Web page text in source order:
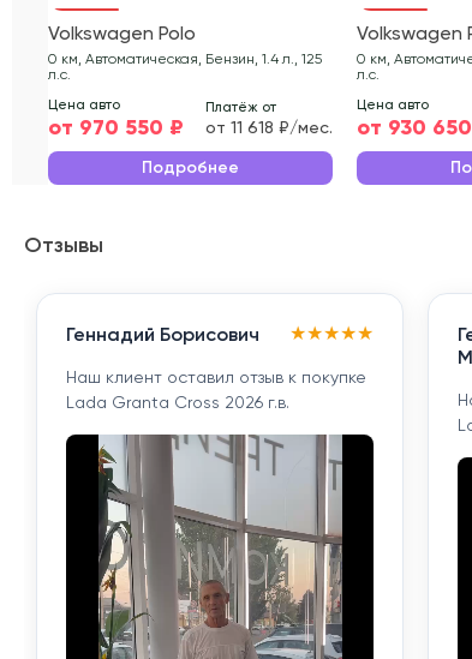
Volkswagen Polo
0 км, Автоматическая, Бензин, 1.4 л., 125
л.с.
Цена авто
от 970 550 ₽
Платёж от
от 11 618 ₽/мес.
Подробнее
Volkswagen
0 км,
л.с.
Цена авто
от 930
Отзывы
Геннадий Борисович ★★★★★
Наш клиент оставил отзыв к покупке
Lada Granta Cross 2026 г.в.